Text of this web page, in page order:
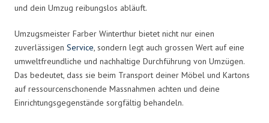
und dein Umzug reibungslos abläuft.
Umzugsmeister Farber Winterthur bietet nicht nur einen
zuverlässigen Service, sondern legt auch grossen Wert auf eine
umweltfreundliche und nachhaltige Durchführung von Umzügen.
Das bedeutet, dass sie beim Transport deiner Möbel und Kartons
auf ressourcenschonende Massnahmen achten und deine
Einrichtungsgegenstände sorgfältig behandeln.